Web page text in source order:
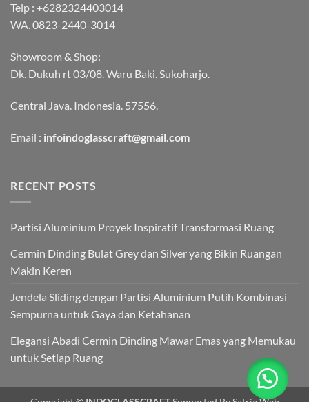
Telp : +6282324403014
WA.0823-2440-3014
Showroom & Shop:
Dk. Dukuh rt 03/08. Waru Baki. Sukoharjo.
Central Java. Indonesia. 57556.
Email : infoindoglasscraft@gmail.com
RECENT POSTS
Partisi Aluminium Proyek Inspiratif Transformasi Ruang
Cermin Dinding Bulat Grey dan Silver yang Bikin Ruangan
Makin Keren
Jendela Sliding dengan Partisi Aluminium Putih Kombinasi
Sempurna untuk Gaya dan Ketahanan
Elegansi Abadi Cermin Dinding Mawar Emas yang Memukau
untuk Setiap Ruang